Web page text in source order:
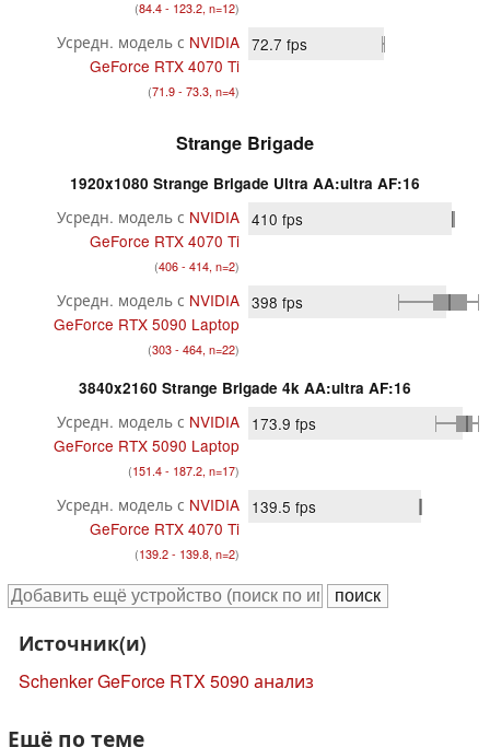
(84.4 - 123.2, n=12)
Усредн. модель с NVIDIA
GeForce RTX 4070 Ti
(71.9 - 73.3, n=4)
72.7 fps
Strange Brigade
1920x1080 Strange Brigade Ultra AA:ultra AF:16
Усредн. модель с NVIDIA
GeForce RTX 4070 Ti
(406 - 414, n=2)
410 fps
Усредн. модель с NVIDIA
GeForce RTX 5090 Laptop
(303 - 464, n=22)
398 fps
3840x2160 Strange Brigade 4k AA:ultra AF:16
Усредн. модель с NVIDIA
GeForce RTX 5090 Laptop
(151.4 - 187.2, n=17)
173.9 fps
Усредн. модель с NVIDIA
GeForce RTX 4070 Ti
(139.2 - 139.8, n=2)
139.5 fps
Источник(и)
Schenker GeForce RTX 5090 анализ
Ещё по теме